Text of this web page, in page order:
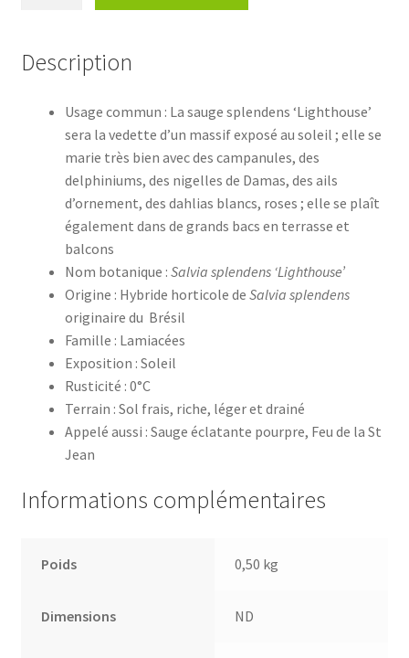
'Lighthouse'
Description
Usage commun : La sauge splendens ‘Lighthouse’
sera la vedette d’un massif exposé au soleil ; elle se
marie très bien avec des campanules, des
delphiniums, des nigelles de Damas, des ails
d’ornement, des dahlias blancs, roses ; elle se plaît
également dans de grands bacs en terrasse et
balcons
Nom botanique : Salvia splendens ‘Lighthouse’
Origine : Hybride horticole de Salvia splendens
originaire du Brésil
Famille : Lamiacées
Exposition : Soleil
Rusticité : 0°C
Terrain : Sol frais, riche, léger et drainé
Appelé aussi : Sauge éclatante pourpre, Feu de la St
Jean
Informations complémentaires
Poids 0,50 kg
Dimensions ND